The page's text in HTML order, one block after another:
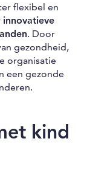
flexibel en
innovatieve
. Door
gezondheid,
organisatie
een gezonde
kind